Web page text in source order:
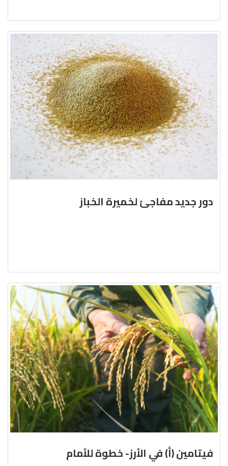
دور جديد مفاجئ لخميرة الخباز
فيتامين (أ) في الأرز- خطوة للأمام